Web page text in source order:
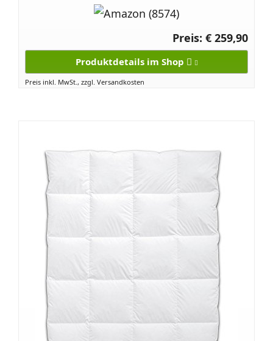
Preis: € 259,90
Produktdetails im Shop
Preis inkl. MwSt., zzgl. Versandkosten